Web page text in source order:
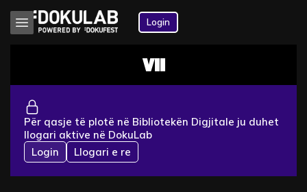
Login
VII
Për qasje të plotë në Bibliotekën Digjitale ju duhet
llogari aktive në DokuLab
Login
Llogari e re